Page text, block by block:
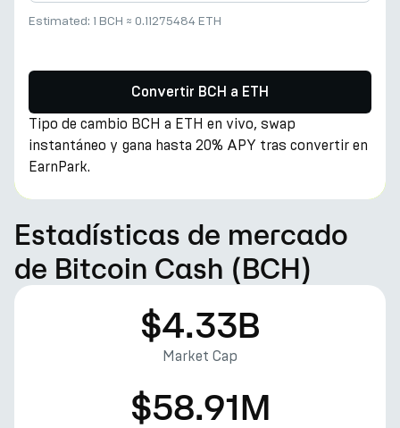
Estimated: 1 BCH ≈ 0.11275484 ETH
Convertir BCH a ETH
Tipo de cambio BCH a ETH en vivo, swap
instantáneo y gana hasta 20% APY tras convertir en
EarnPark.
Estadísticas de mercado
de Bitcoin Cash (BCH)
$4.33B
Market Cap
$58.91M